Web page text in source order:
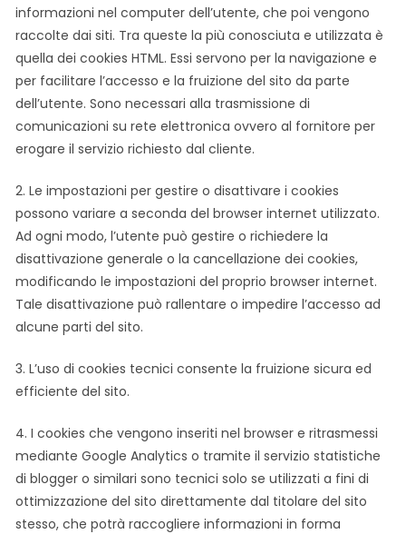
informazioni nel computer dell’utente, che poi vengono
raccolte dai siti. Tra queste la più conosciuta e utilizzata è
quella dei cookies HTML. Essi servono per la navigazione e
per facilitare l’accesso e la fruizione del sito da parte
dell’utente. Sono necessari alla trasmissione di
comunicazioni su rete elettronica ovvero al fornitore per
erogare il servizio richiesto dal cliente.
2. Le impostazioni per gestire o disattivare i cookies
possono variare a seconda del browser internet utilizzato.
Ad ogni modo, l’utente può gestire o richiedere la
disattivazione generale o la cancellazione dei cookies,
modificando le impostazioni del proprio browser internet.
Tale disattivazione può rallentare o impedire l’accesso ad
alcune parti del sito.
3. L’uso di cookies tecnici consente la fruizione sicura ed
efficiente del sito.
4. I cookies che vengono inseriti nel browser e ritrasmessi
mediante Google Analytics o tramite il servizio statistiche
di blogger o similari sono tecnici solo se utilizzati a fini di
ottimizzazione del sito direttamente dal titolare del sito
stesso, che potrà raccogliere informazioni in forma